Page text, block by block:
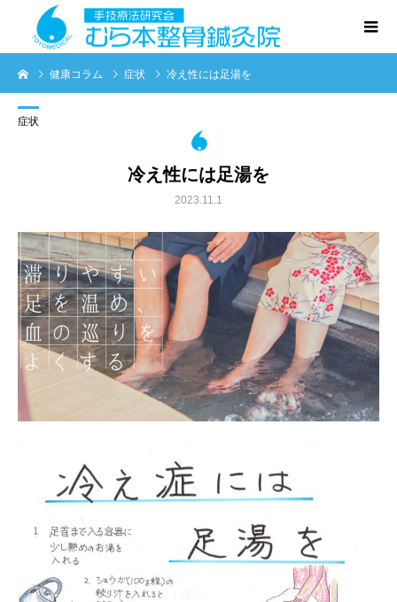
健康コラム 症状 冷え性には足湯を
症状
冷え性には足湯を
2023.11.1